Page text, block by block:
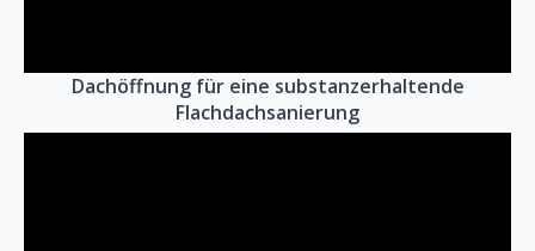
Dachöffnung für eine substanzerhaltende
Flachdachsanierung